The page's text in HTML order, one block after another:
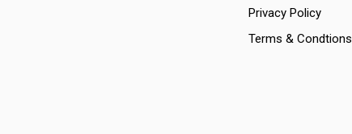
Privacy Policy
Terms & Condtions